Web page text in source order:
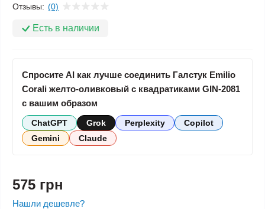
Отзывы: (0)
Есть в наличии
Спросите AI как лучше соединить Галстук Emilio
Corali желто-оливковый с квадратиками GIN-2081
с вашим образом
ChatGPT Grok Perplexity
Copilot
Gemini
Claude
575 грн
Нашли дешевле?